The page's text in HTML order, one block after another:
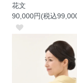
花文
90,000円(税込